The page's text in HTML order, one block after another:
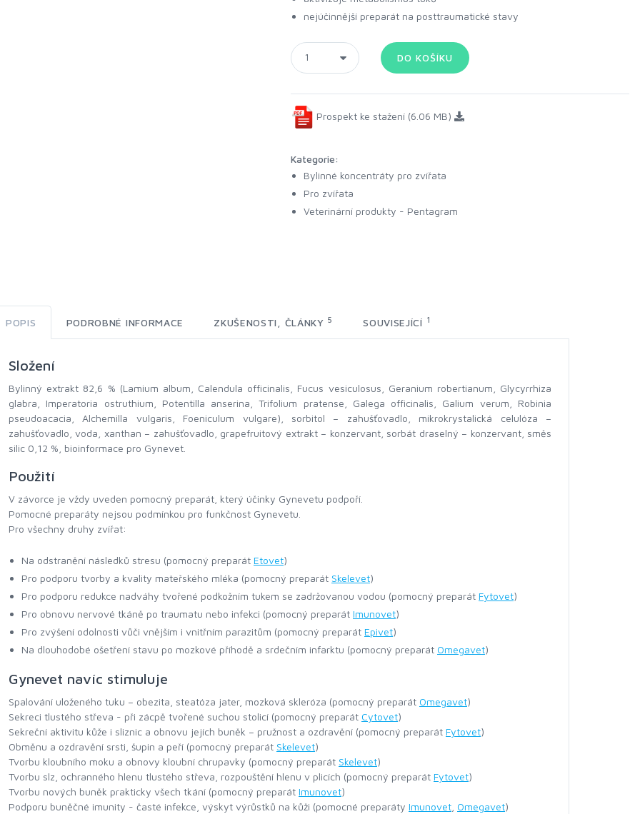
nejúčinnější preparát na posttraumatické stavy
Prospekt ke stažení (6.06 MB)
Kategorie:
Bylinné koncentráty pro zvířata
Pro zvířata
Veterinární produkty - Pentagram
POPIS PODROBNÉ INFORMACE ZKUŠENOSTI, ČLÁNKY 5 SOUVISEJÍCÍ 1
Složení
Bylinný extrakt 82,6 % (Lamium album, Calendula officinalis, Fucus vesiculosus, Geranium robertianum, Glycyrrhiza
glabra, Imperatoria ostruthium, Potentilla anserina, Trifolium pratense, Galega officinalis, Galium verum, Robinia
pseudoacacia, Alchemilla vulgaris, Foeniculum vulgare), sorbitol – zahušťovadlo, mikrokrystalická celulóza –
zahušťovadlo, voda, xanthan – zahušťovadlo, grapefruitový extrakt – konzervant, sorbát draselný – konzervant, směs
silic 0,12 %, bioinformace pro Gynevet.
Použití
V závorce je vždy uveden pomocný preparát, který účinky Gynevetu podpoří.
Pomocné preparáty nejsou podmínkou pro funkčnost Gynevetu.
Pro všechny druhy zvířat:
Na odstranění následků stresu (pomocný preparát Etovet)
Pro podporu tvorby a kvality mateřského mléka (pomocný preparát Skelevet)
Pro podporu redukce nadváhy tvořené podkožním tukem se zadržovanou vodou (pomocný preparát Fytovet)
Pro obnovu nervové tkáně po traumatu nebo infekci (pomocný preparát Imunovet)
Pro zvýšení odolnosti vůči vnějším i vnitřním parazitům (pomocný preparát Epivet)
Na dlouhodobé ošetření stavu po mozkové příhodě a srdečním infarktu (pomocný preparát Omegavet)
Gynevet navíc stimuluje
Spalování uloženého tuku – obezita, steatóza jater, mozková skleróza (pomocný preparát Omegavet)
Sekreci tlustého střeva - při zácpě tvořené suchou stolicí (pomocný preparát Cytovet)
Sekreční aktivitu kůže i sliznic a obnovu jejích buněk – pružnost a ozdravění (pomocný preparát Fytovet)
Obměnu a ozdravění srsti, šupin a peří (pomocný preparát Skelevet)
Tvorbu kloubního moku a obnovy kloubní chrupavky (pomocný preparát Skelevet)
Tvorbu slz, ochranného hlenu tlustého střeva, rozpouštění hlenu v plicích (pomocný preparát Fytovet)
Tvorbu nových buněk prakticky všech tkání (pomocný preparát Imunovet)
Podporu buněčné imunity - časté infekce, výskyt výrůstků na kůži (pomocné preparáty Imunovet Omegavet)